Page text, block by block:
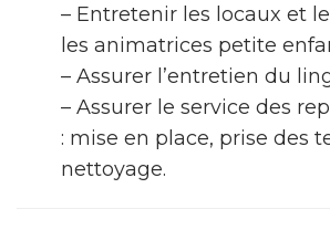
– Entretenir les locaux et
les animatrices petite
– Assurer l’entretien du
– Assurer le service des
: mise en place, prise des
nettoyage.